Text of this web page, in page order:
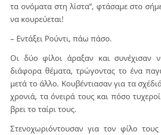
τα ονόματα στη λίστα”, φτάσαμε στο
να κουρεύεται!
– Εντάξει Ρούντι, πάω πάσο.
Οι δύο φίλοι άραξαν και συνέχισαν
διάφορα θέματα, τρώγοντας το ένα
μετά το άλλο. Κουβέντιασαν για τα
χρονιά, τα όνειρά τους και πόσο
βρει το ταίρι τους.
Στενοχωριόντουσαν για τον φίλο